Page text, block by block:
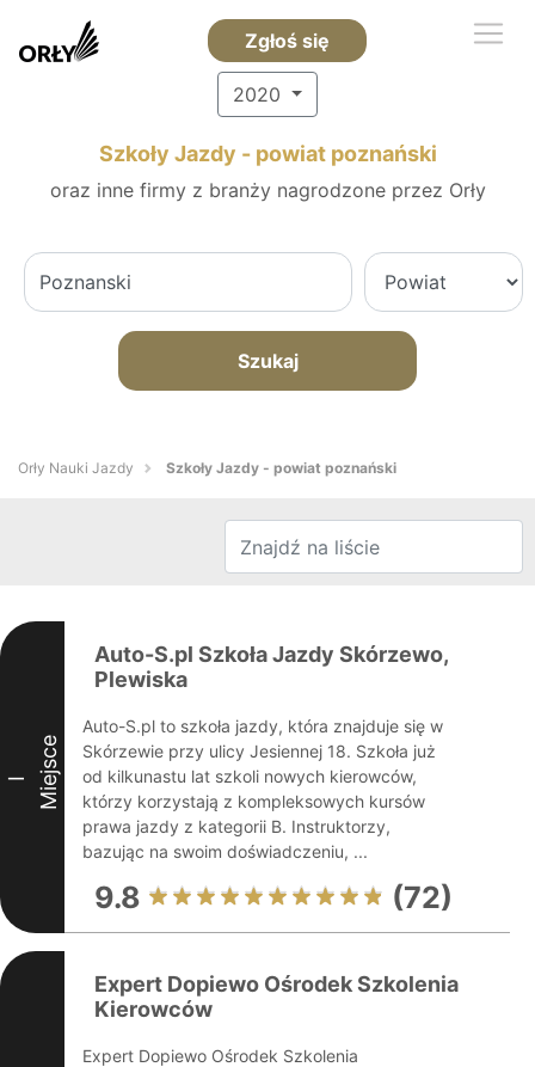
Zgłoś się
2020
Szkoły Jazdy - powiat poznański
oraz inne firmy z branży nagrodzone przez Orły
Szukaj
Orły Nauki Jazdy Szkoły Jazdy - powiat poznański
I Miejsce
Auto-S.pl Szkoła Jazdy Skórzewo,
Plewiska
Auto-S.pl to szkoła jazdy, która znajduje się w
Skórzewie przy ulicy Jesiennej 18. Szkoła już
od kilkunastu lat szkoli nowych kierowców,
którzy korzystają z kompleksowych kursów
prawa jazdy z kategorii B. Instruktorzy,
bazując na swoim doświadczeniu, ...
9.8 (72)
Expert Dopiewo Ośrodek Szkolenia
Kierowców
Expert Dopiewo Ośrodek Szkolenia